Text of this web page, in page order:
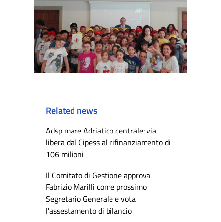
Related news
Adsp mare Adriatico centrale: via
libera dal Cipess al rifinanziamento di
106 milioni
Il Comitato di Gestione approva
Fabrizio Marilli come prossimo
Segretario Generale e vota
l'assestamento di bilancio